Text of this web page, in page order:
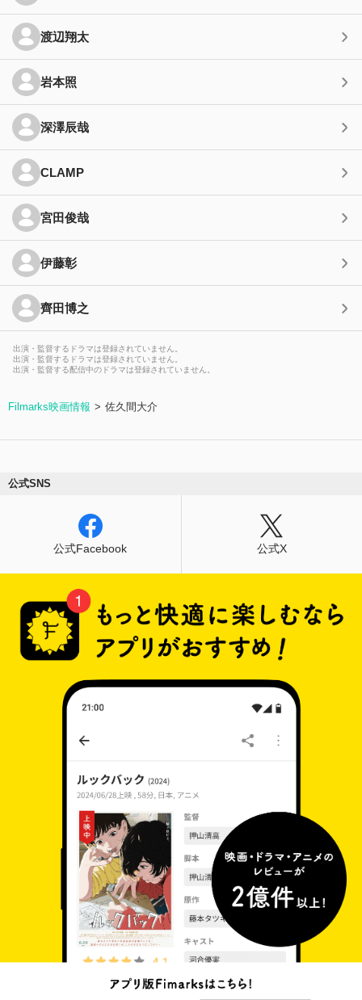
渡辺翔太
岩本照
深澤辰哉
CLAMP
宮田俊哉
伊藤彰
齊田博之
出演・監督するドラマは登録されていません。
出演・監督するドラマは登録されていません。
出演・監督する配信中のドラマは登録されていません。
Filmarks映画情報 佐久間大介
公式SNS
公式Facebook 公式X